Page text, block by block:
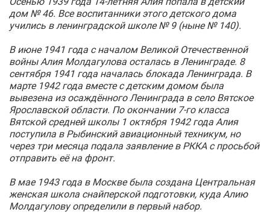
дом № 46. Все воспитанники этого детского дома
учились в ленинградской школе № 9 (ныне № 140).
В июне 1941 года с началом Великой Отечественной
войны Алия Молдагулова осталась в Ленинграде. 8
сентября 1941 года началась блокада Ленинграда. В
марте 1942 года вместе с детским домом была
вывезена из осаждённого Ленинграда в село Вятское
Ярославской области. По окончании 7-го класса
Вятской средней школы 1 октября 1942 года Алия
поступила в Рыбинский авиационный техникум, но
через три месяца подала заявление в РККА с просьбой
отправить её на фронт.
В мае 1943 года в Москве была создана Центральная
женская школа снайперской подготовки, куда Алию
Молдагулову определили в первый набор.